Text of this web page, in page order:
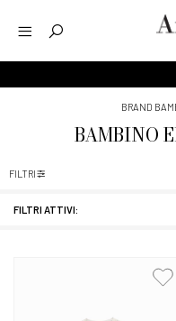
BRAND
BAMBINO
FILTRI ATTIVI:
FILTRI